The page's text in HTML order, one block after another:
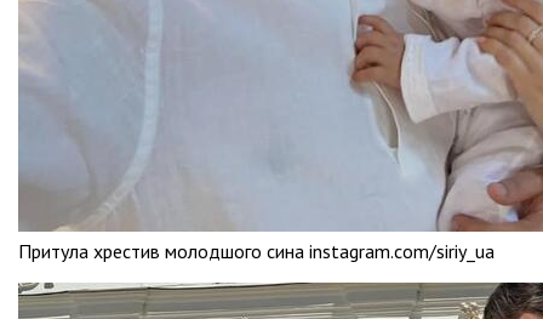
Притула хрестив молодшого сина instagram.com/siriy_ua